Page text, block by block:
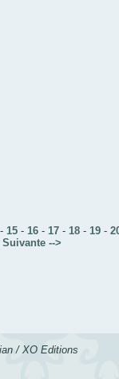
15- 16- 17- 18- 19-
Suivante -->
/ XO Editions